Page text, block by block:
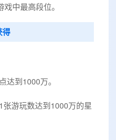
中最高段位。
得
达到1000万。
张游玩数达到1000万的星